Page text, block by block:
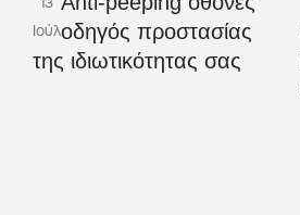
Ιούλοδηγός προστασίας
της ιδιωτικότητας σας